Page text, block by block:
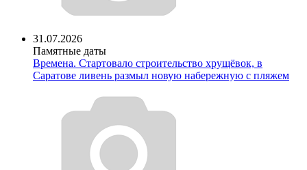
31.07.2026
Памятные даты
Времена. Стартовало строительство хрущёвок, в
Саратове ливень размыл новую набережную с пляжем